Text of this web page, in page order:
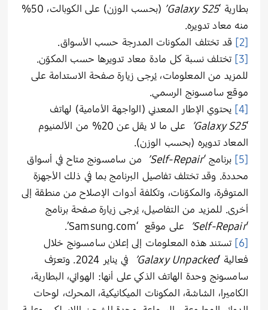
بطارية ‘
Galaxy S25’
(بحسب الوزن) على الكوبالت، 50%
منه معاد تدويره.
[2]
قد تختلف المكونات المدرجة حسب الأسواق.
[3]
تختلف نسبة كل مادة معاد تدويرها حسب المكوّن.
للمزيد من المعلومات، يُرجى زيارة صفحة الاستدامة على
موقع سامسونج الرسمي.
[4]
يحتوي الإطار المعدني (الواجهة الأمامية) لهاتف
‘
Galaxy S25’
على ما لا يقل عن 20% من الألمنيوم
المعاد تدويره (بحسب الوزن).
[5]
برنامج ‘Self-Repair’
من سامسونج متاح في أسواق
محددة. وقد تختلف تفاصيل البرنامج بما في ذلك الأجهزة
المتوفرة، والمكوّنات، وتكلفة أدوات الإصلاح من منطقة إلى
أخرى. للمزيد من التفاصيل، يُرجى زيارة صفحة برنامج
‘
Self-Repair’ على موقع ‘Samsung.com’
.
[6]
تستند هذه المعلومات إلى إعلان سامسونج خلال
فعالية ‘Galaxy Unpacked’ في يناير 2024 . وتعرّف
سامسونج وحدة الهاتف الذكي على أنها: الهوائي، البطارية،
الكاميرا، الشاشة، المكونات الميكانيكية، المحرك، لوحات